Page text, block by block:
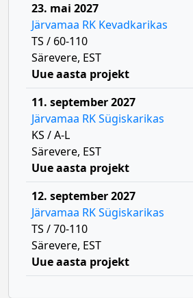
23. mai 2027
Järvamaa RK Kevadkarikas
TS / 60-110
Särevere, EST
Uue aasta projekt
11. september 2027
Järvamaa RK Sügiskarikas
KS / A-L
Särevere, EST
Uue aasta projekt
12. september 2027
Järvamaa RK Sügiskarikas
TS / 70-110
Särevere, EST
Uue aasta projekt